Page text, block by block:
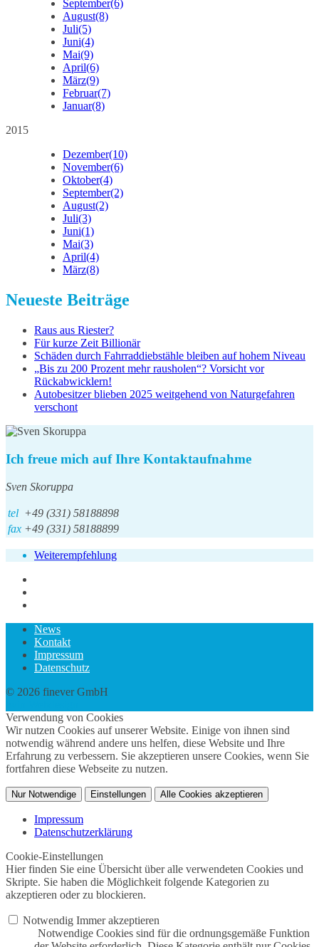
September(6)
August(8)
Juli(5)
Juni(4)
Mai(9)
April(6)
März(9)
Februar(7)
Januar(8)
2015
Dezember(10)
November(6)
Oktober(4)
September(2)
August(2)
Juli(3)
Juni(1)
Mai(3)
April(4)
März(8)
Neueste Beiträge
Raus aus Riester?
Für kurze Zeit Billionär
Schäden durch Fahrraddiebstähle bleiben auf hohem Niveau
„Bis zu 200 Prozent mehr rausholen“? Vorsicht vor
Rückabwicklern!
Autobesitzer blieben 2025 weitgehend von Naturgefahren
verschont
Ich freue mich auf Ihre Kontaktaufnahme
Sven Skoruppa
tel +49 (331) 58188898
fax +49 (331) 58188899
Weiterempfehlung
News
Kontakt
Impressum
Datenschutz
© 2026 finever GmbH
Verwendung von Cookies
Wir nutzen Cookies auf unserer Website. Einige von ihnen sind
notwendig während andere uns helfen, diese Website und Ihre
Erfahrung zu verbessern. Sie akzeptieren unsere Cookies, wenn Sie
fortfahren diese Webseite zu nutzen.
Nur Notwendige Einstellungen Alle Cookies akzeptieren
Impressum
Datenschutzerklärung
Cookie-Einstellungen
Hier finden Sie eine Übersicht über alle verwendeten Cookies und
Skripte. Sie haben die Möglichkeit folgende Kategorien zu
akzeptieren oder zu blockieren.
Notwendig Immer akzeptieren
Notwendige Cookies sind für die ordnungsgemäße Funktion